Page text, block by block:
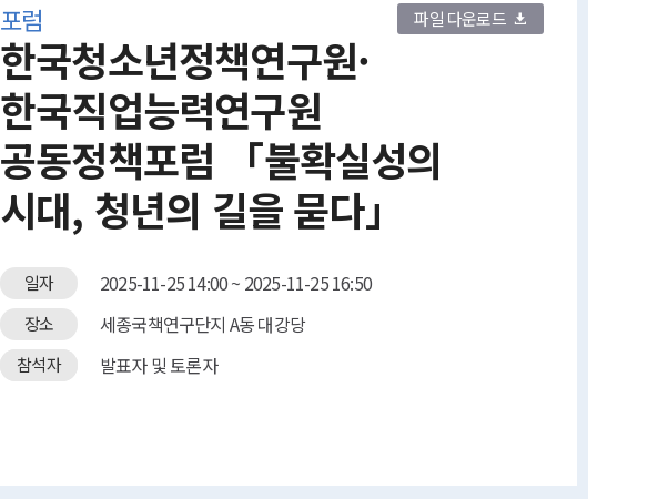
포럼
한국청소년정책연구원·
한국직업능력연구원
공동정책포럼 「불확실성의
시대, 청년의 길을 묻다」
일자 2025-11-25 14:00 ~ 2025-11-25 16:50
장소 세종국책연구단지 A동 대강당
주최
참석자 발표자 및 토론자
파일 다운로드